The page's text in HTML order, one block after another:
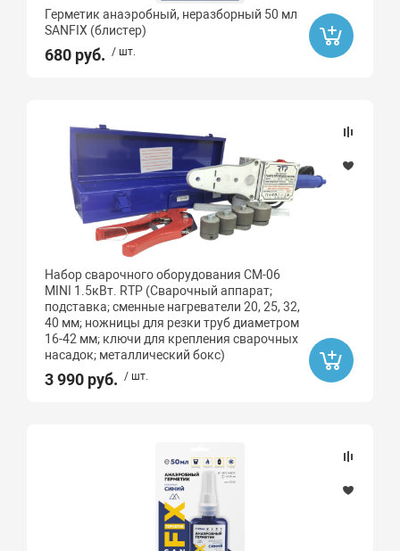
Герметик анаэробный, неразборный 50 мл
SANFIX (блистер)
680 руб. / шт.
Набор сварочного оборудования CM-06
MINI 1.5кВт. RTP (Сварочный аппарат;
подставка; сменные нагреватели 20, 25, 32,
40 мм; ножницы для резки труб диаметром
16-42 мм; ключи для крепления сварочных
насадок; металлический бокс)
3 990 руб. / шт.